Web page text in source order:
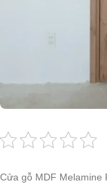
Cửa gỗ MDF Melamine